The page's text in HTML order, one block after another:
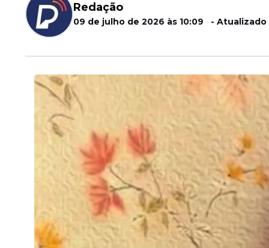
Redação
09 de julho de 2026 às 10:09 - Atualizado